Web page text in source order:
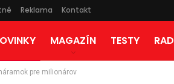
Reklama Kontakt
MAGAZÍN TESTY
pre milionárov